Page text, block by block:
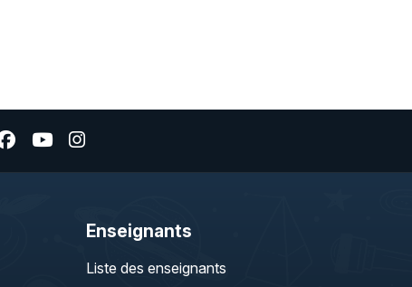
Enseignants
Liste des enseignants